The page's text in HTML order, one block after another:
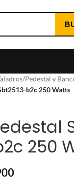
/Pedestal y
b2c 250 Watts
250